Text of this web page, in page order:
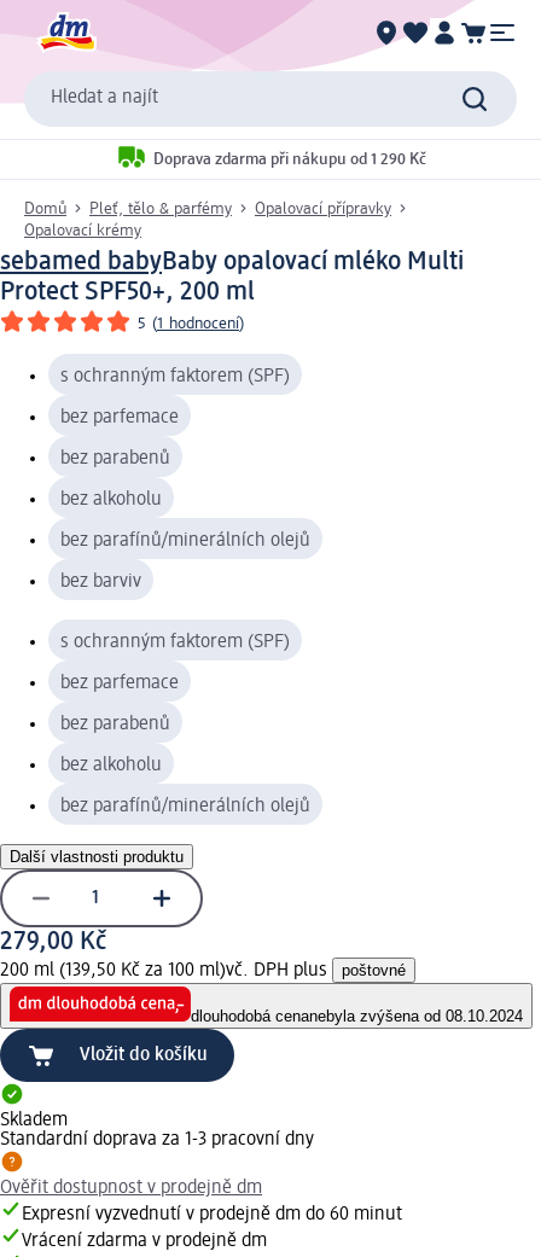
Hledat a najít
Doprava zdarma při nákupu od 1 290 Kč
Domů Pleť, tělo & parfémy
Opalovací přípravky
Opalovací krémy
sebamed babyBaby opalovací mléko Multi
Protect SPF50+, 200 ml
5 (1 hodnocení)
s ochranným faktorem (SPF)
bez parfemace
bez parabenů
bez alkoholu
bez parafínů/minerálních olejů
bez barviv
s ochranným faktorem (SPF)
bez parfemace
bez parabenů
bez alkoholu
bez parafínů/minerálních olejů
Další vlastnosti produktu
279,00 Kč
200 ml (139,50 Kč za 100 ml)vč. DPH plus poštovné
dlouhodobá cenanebyla zvýšena od 08.10.2024
Vložit do košíku
Skladem
Standardní doprava za 1-3 pracovní dny
Ověřit dostupnost v prodejně dm
Expresní vyzvednutí v prodejně dm do 60 minut
Vrácení zdarma v prodejně dm